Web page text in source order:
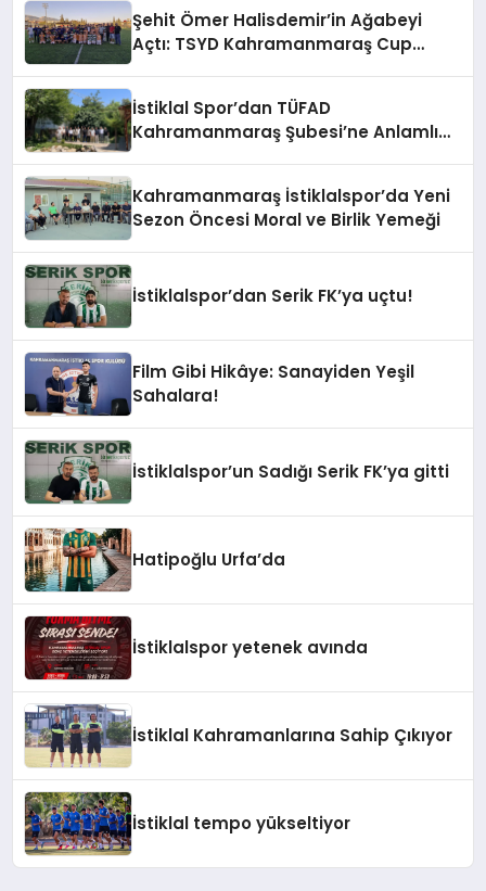
Şehit Ömer Halisdemir’in Ağabeyi
Açtı: TSYD Kahramanmaraş Cup
İstiklal Spor’dan TÜFAD
Kahramanmaraş Şubesi’ne Anlamlı
Kahramanmaraş İstiklalspor’da Yeni
Sezon Öncesi Moral ve Birlik Yemeği
İstiklalspor’dan Serik FK’ya uçtu!
Film Gibi Hikâye: Sanayiden Yeşil
Sahalara!
İstiklalspor’un Sadığı Serik FK’ya gitti
Hatipoğlu Urfa’da
İstiklalspor yetenek avında
İstiklal Kahramanlarına Sahip Çıkıyor
İstiklal tempo yükseltiyor